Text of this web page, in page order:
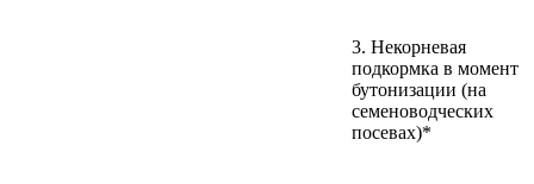
3. Некорневая
подкормка в момент
бутонизации (на
семеноводческих
посевах)*